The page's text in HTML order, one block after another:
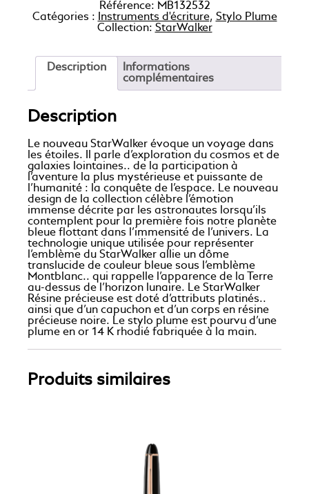
Référence: MB132532
Catégories : Instruments d'écriture, Stylo Plume
Collection: StarWalker
Description
Informations
complémentaires
Description
Le nouveau StarWalker évoque un voyage dans
les étoiles. Il parle d’exploration du cosmos et de
galaxies lointaines.. de la participation à
l’aventure la plus mystérieuse et puissante de
l’humanité : la conquête de l’espace. Le nouveau
design de la collection célèbre l’émotion
immense décrite par les astronautes lorsqu’ils
contemplent pour la première fois notre planète
bleue flottant dans l’immensité de l’univers. La
technologie unique utilisée pour représenter
l’emblème du StarWalker allie un dôme
translucide de couleur bleue sous l’emblème
Montblanc.. qui rappelle l’apparence de la Terre
au-dessus de l’horizon lunaire. Le StarWalker
Résine précieuse est doté d’attributs platinés..
ainsi que d’un capuchon et d’un corps en résine
précieuse noire. Le stylo plume est pourvu d’une
plume en or 14 K rhodié fabriquée à la main.
Produits similaires